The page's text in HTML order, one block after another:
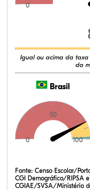
0
Igual ou acima da taxa
da
Brasil
0
50
100
Fonte: Censo Escolar/
CGI Demográfico/RIPSA e
CGIAE/SVSA/Ministério